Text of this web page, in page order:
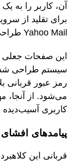
آن، کاربر را به
Yahoo Mail طراحی شده است.
این صفحات جعلی
سیستم طراحی
رمز عبور قربانی
می‌شود. از آنجا،
کاربری
پیامدهای
قربانی این